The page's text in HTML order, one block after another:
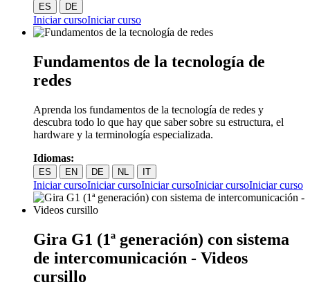
ES DE
Iniciar cursoIniciar curso
Fundamentos de la tecnología de
redes
Aprenda los fundamentos de la tecnología de redes y
descubra todo lo que hay que saber sobre su estructura, el
hardware y la terminología especializada.
Idiomas:
ES EN DE NL IT
Iniciar cursoIniciar cursoIniciar cursoIniciar cursoIniciar curso
Gira G1 (1ª generación) con sistema
de intercomunicación - Videos
cursillo